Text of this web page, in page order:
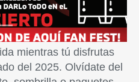
mientras tú disfrutas
del 2025. Olvídate del